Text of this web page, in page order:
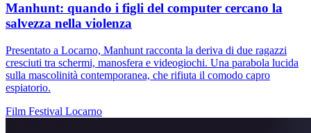
Manhunt: quando i figli del computer cercano la
salvezza nella violenza
Presentato a Locarno, Manhunt racconta la deriva di due ragazzi
cresciuti tra schermi, manosfera e videogiochi. Una parabola lucida
sulla mascolinità contemporanea, che rifiuta il comodo capro
espiatorio.
Film Festival Locarno